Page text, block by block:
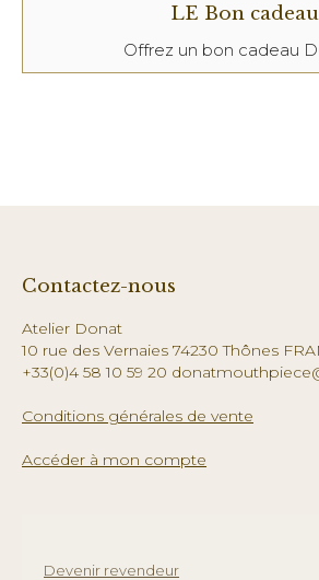
LE Bon cadeau
Offrez un bon cadeau
Contactez-nous
Atelier Donat
10 rue des Vernaies 74230 Thônes
+33(0)4 58 10 59 20
Conditions générales de vente
Accéder à mon compte
Devenir revendeur